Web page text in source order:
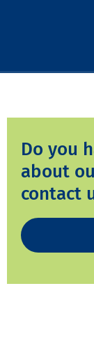
Do you
about
contact